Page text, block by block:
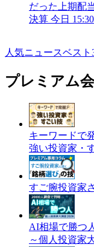
だった上期配
決算 今日 15:30
人気ニュースベスト
プレミアム
キーワードで
強い投資家・
すご腕投資家
AI相場で勝つ人
～個人投資家